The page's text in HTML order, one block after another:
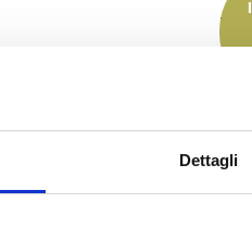
Dettagli